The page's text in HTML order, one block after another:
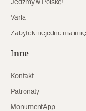
Świat
Popularne
Jedźmy w Polskę!
Varia
Zabytek niejedno ma imię
Inne
Kontakt
Patronaty
MonumentApp